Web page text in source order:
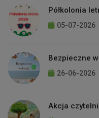
Półkolonia
05-07-2026
Bezpieczne
26-06-2026
Akcja